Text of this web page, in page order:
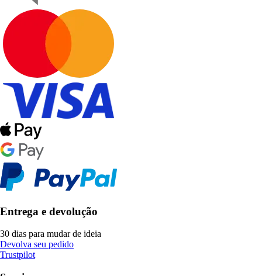
Entrega e devolução
30 dias para mudar de ideia
Devolva seu pedido
Trustpilot